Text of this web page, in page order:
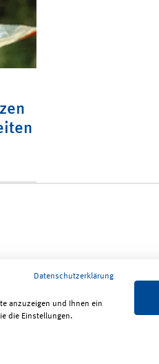
Datenschutzerklärung
anzuzeigen und Ihnen ein
die Einstellungen.